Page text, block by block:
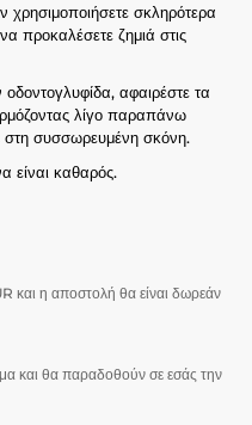
χρησιμοποιήσετε σκληρότερα
προκαλέσετε ζημιά στις
αφαιρέστε τα
λίγο παραπάνω
στη συσσωρευμένη σκόνη.
είναι καθαρός.
η αποστολή θα είναι δωρεάν
και θα παραδοθούν σε εσάς την